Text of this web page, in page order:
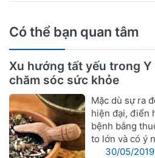
Có thể bạn quan tâm
Xu hướng tất yếu trong
chăm sóc sức khỏe
Mặc dù sự ra
hiện đại, điển
bệnh bằng
to lớn và có ý
30/05/